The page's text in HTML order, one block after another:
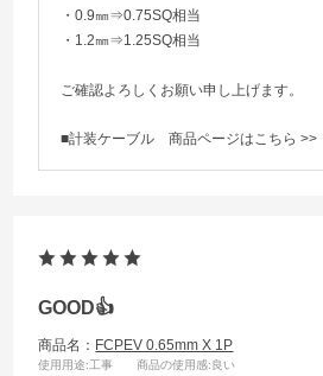
・0.9㎜⇒0.75SQ相当
・1.2㎜⇒1.25SQ相当
ご確認よろしくお願い申し上げます。
■計装ケーブル 商品ページはこちら >>
GOOD👍
商品名： FCPEV 0.65mm X 1P
使用用途:工事 商品の使用感:良い